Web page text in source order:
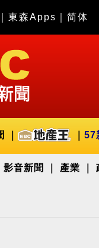
東森Apps 简体
57
影音新聞 產業